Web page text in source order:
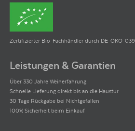
Zertifizierter Bio-Fachhändler durch DE-ÖKO-039
Leistungen & Garantien
Über 330 Jahre Weinerfahrung
Schnelle Lieferung direkt bis an die Haustür
30 Tage Rückgabe bei Nichtgefallen
100% Sicherheit beim Einkauf